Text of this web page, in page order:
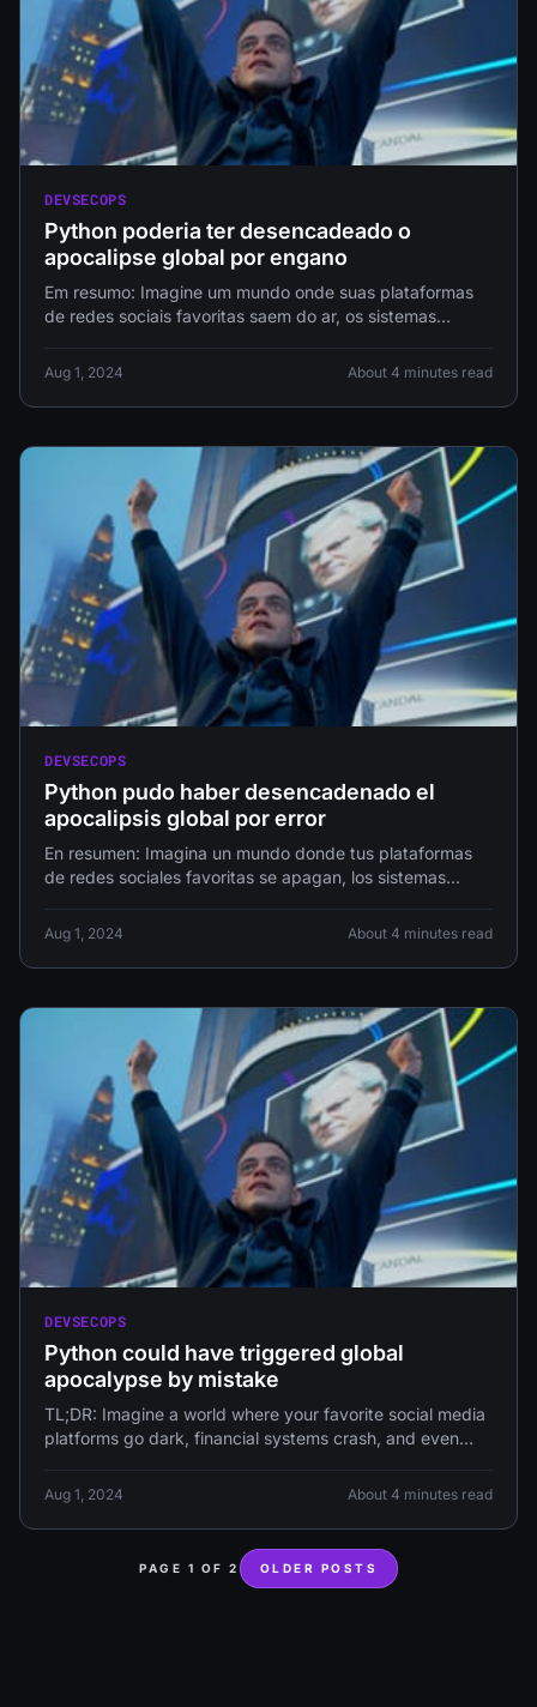
DEVSECOPS
Python poderia ter desencadeado o
apocalipse global por engano
Em resumo: Imagine um mundo onde suas plataformas
de redes sociais favoritas saem do ar, os sistemas
Aug 1, 2024 About 4 minutes read
DEVSECOPS
Python pudo haber desencadenado el
apocalipsis global por error
En resumen: Imagina un mundo donde tus plataformas
de redes sociales favoritas se apagan, los sistemas
Aug 1, 2024 About 4 minutes read
DEVSECOPS
Python could have triggered global
apocalypse by mistake
TL;DR: Imagine a world where your favorite social media
platforms go dark, financial systems crash, and even
Aug 1, 2024 About 4 minutes read
PAGE 1 OF 2 OLDER POSTS